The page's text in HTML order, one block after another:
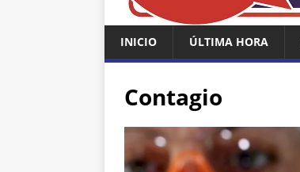
INICIO ÚLTIMA HORA
Contagio